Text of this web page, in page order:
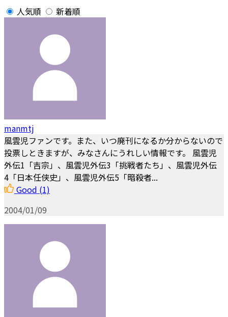
人気順 新着順
manmtj
風雲児ファンです。また、いつ廃刊になるか分からないので
投票しときますが、みなさんにうれしい情報です。 風雲児
外伝1「吉宗」、風雲児外伝3「挑戦者たち」、風雲児外伝
4「日本任侠史」、風雲児外伝5「暗殺者...
Good (1)
2004/01/09